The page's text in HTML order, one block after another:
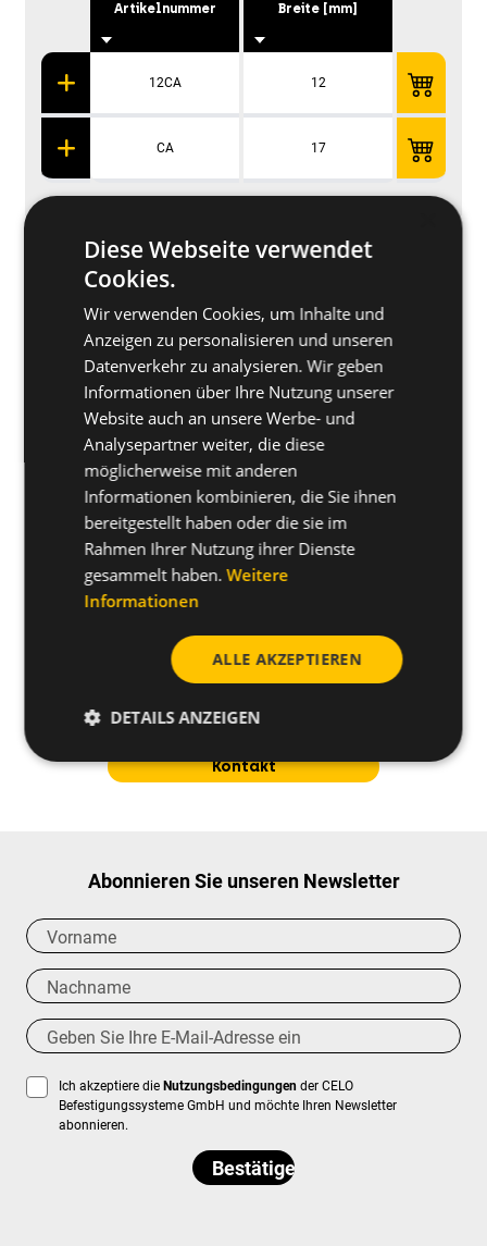
Artikelnummer
12CA
CA
Breite [mm]
12
17
Anwendungsbeispiele
Diese Produkte könnten Sie auch interessieren
Nützliche Informationen
Fragen zum Produkt?
Kontakt
Abonnieren Sie unseren Newsletter
Ich akzeptiere dieNutzungsbedingungen der CELO
Befestigungssysteme GmbH und möchte Ihren Newsletter
abonnieren.
Diese Webseite verwendet
Cookies.
Wir verwenden Cookies, um Inhalte und
Anzeigen zu personalisieren und unseren
Datenverkehr zu analysieren. Wir geben
Informationen über Ihre Nutzung unserer
Website auch an unsere Werbe- und
Analysepartner weiter, die diese
möglicherweise mit anderen
Informationen kombinieren, die Sie ihnen
bereitgestellt haben oder die sie im
Rahmen Ihrer Nutzung ihrer Dienste
gesammelt haben.Weitere
Informationen
ALLE AKZEPTIEREN
DETAILS ANZEIGEN